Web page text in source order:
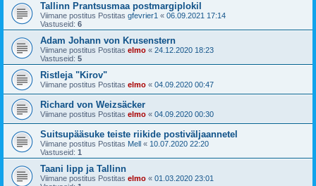
Tallinn Prantsusmaa postmargiplokil
Viimane postitus Postitas gfevrier1 « 06.09.2021 17:14
Vastuseid: 6
Adam Johann von Krusenstern
Viimane postitus Postitas elmo « 24.12.2020 18:23
Vastuseid: 5
Ristleja "Kirov"
Viimane postitus Postitas elmo « 04.09.2020 00:47
Richard von Weizsäcker
Viimane postitus Postitas elmo « 04.09.2020 00:30
Suitsupääsuke teiste riikide postiväljaannetel
Viimane postitus Postitas Mell « 10.07.2020 22:20
Vastuseid: 1
Taani lipp ja Tallinn
Viimane postitus Postitas elmo « 01.03.2020 23:01